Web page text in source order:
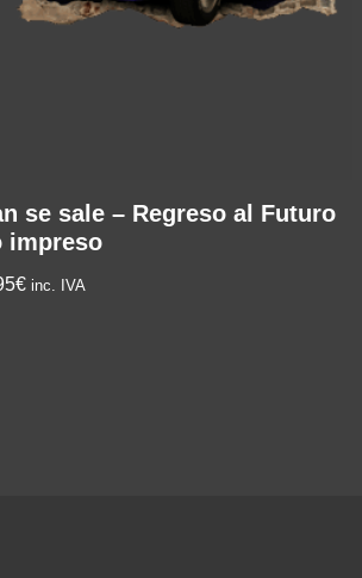
se sale – Regreso al Futuro
impreso
inc. IVA